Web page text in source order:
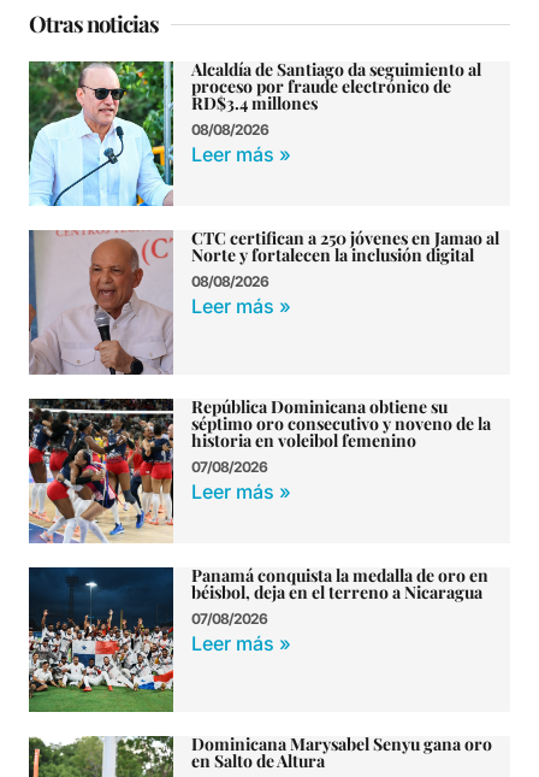
Otras noticias
Alcaldía de Santiago da seguimiento al
proceso por fraude electrónico de
RD$3.4 millones
08/08/2026
Leer más »
CTC certifican a 250 jóvenes en Jamao al
Norte y fortalecen la inclusión digital
08/08/2026
Leer más »
República Dominicana obtiene su
séptimo oro consecutivo y noveno de la
historia en voleibol femenino
07/08/2026
Leer más »
Panamá conquista la medalla de oro en
béisbol, deja en el terreno a Nicaragua
07/08/2026
Leer más »
Dominicana Marysabel Senyu gana oro
en Salto de Altura